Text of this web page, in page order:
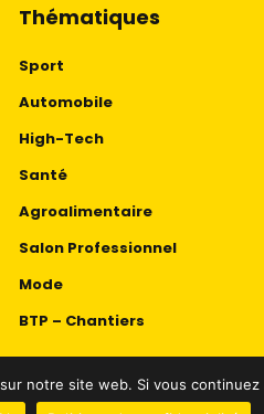
Thématiques
Sport
Automobile
High-Tech
Santé
Agroalimentaire
Salon Professionnel
Mode
BTP – Chantiers
|Mentions Légales et
notre site web. Si vous